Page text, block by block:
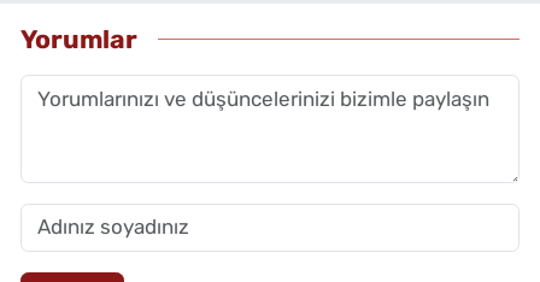
Yorumlar